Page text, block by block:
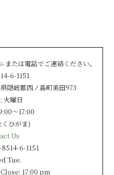
または電話でご連絡ください。
6-1151
隠岐郡西ノ島町美田973
火曜日
〜17:00
ひがま)
Us
6-1151
Tue.
17:00 pm